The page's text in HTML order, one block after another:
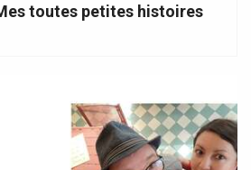
toutes petites histoires